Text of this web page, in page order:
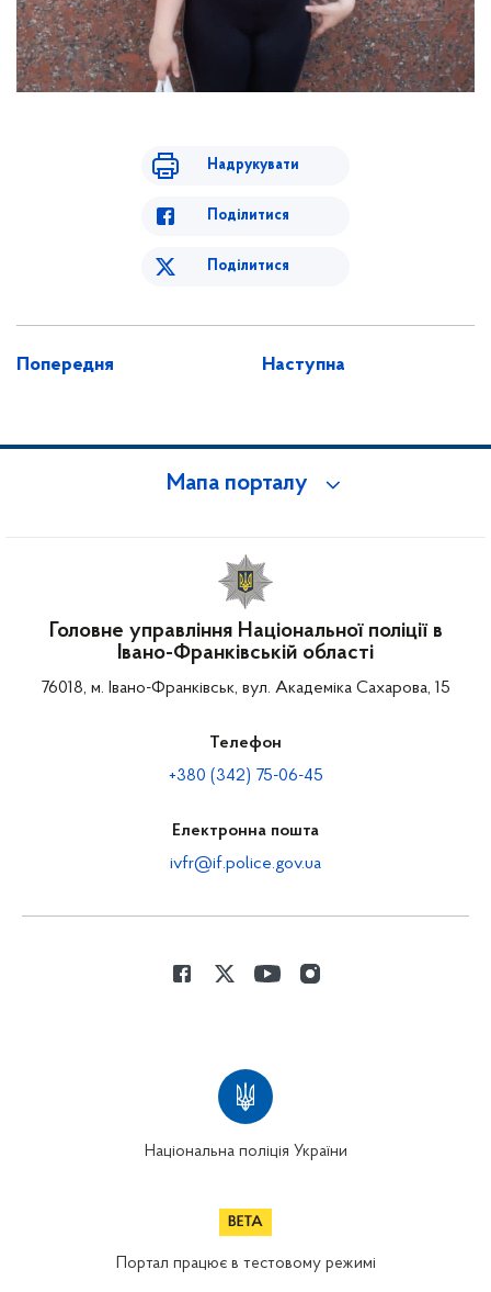
Надрукувати
Поділитися
Поділитися
Попередня Наступна
Мапа порталу
Головне управління Національної поліції в
Івано-Франківській області
76018, м. Івано-Франківськ, вул. Академіка Сахарова, 15
Телефон
+380 (342) 75-06-45
Електронна пошта
ivfr@if.police.gov.ua
Національна поліція України
Портал працює в тестовому режимі